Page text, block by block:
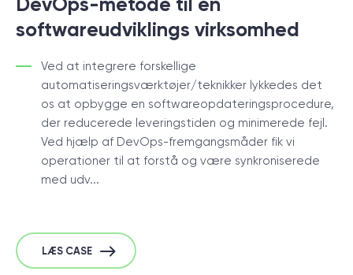
softwareudviklings virksomhed
Ved at integrere forskellige
automatiseringsværktøjer/teknikker lykkedes det
os at opbygge en softwareopdateringsprocedure,
der reducerede leveringstiden og minimerede fejl.
Ved hjælp af DevOps-fremgangsmåder fik vi
operationer til at forstå og være synkroniserede
med udv...
LÆS CASE